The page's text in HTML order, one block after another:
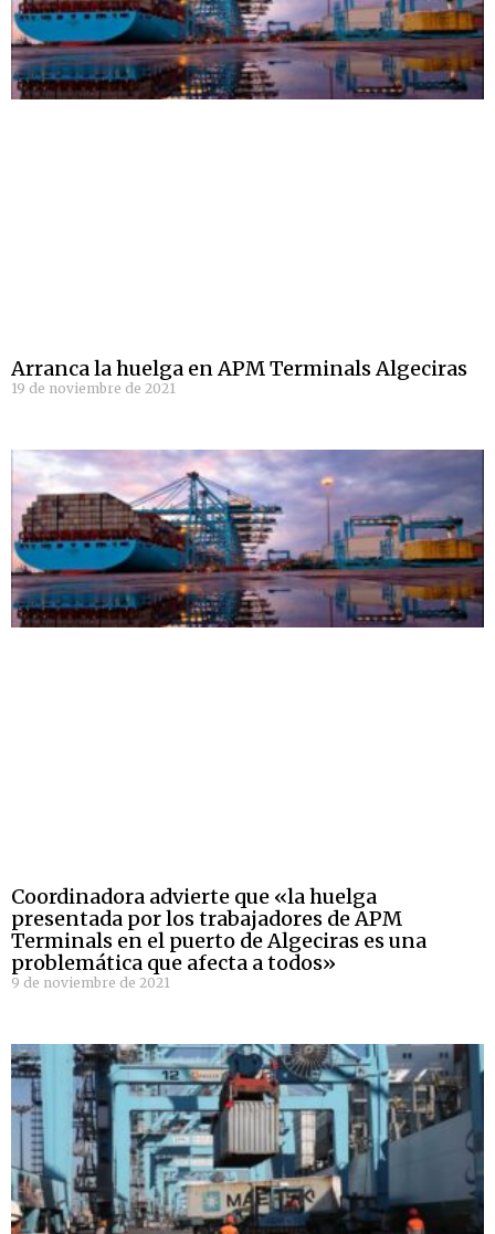
Arranca la huelga en APM Terminals Algeciras
19 de noviembre de 2021
Coordinadora advierte que «la huelga
presentada por los trabajadores de APM
Terminals en el puerto de Algeciras es una
problemática que afecta a todos»
9 de noviembre de 2021